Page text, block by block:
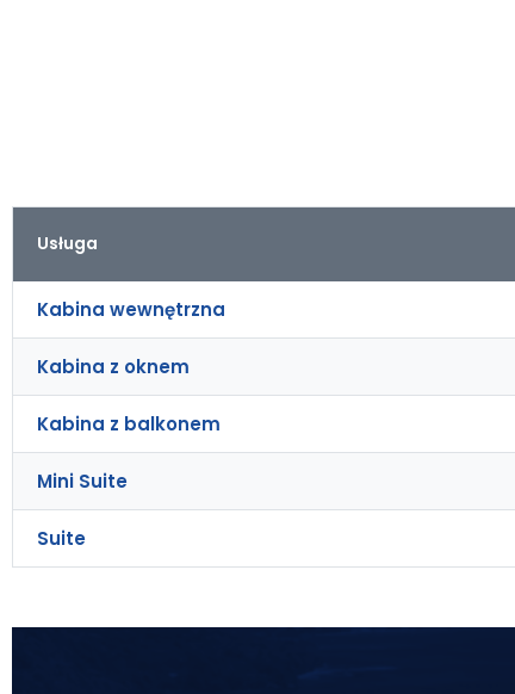
Usługa
Kabina wewnętrzna
Kabina z oknem
Kabina z balkonem
Mini Suite
Suite